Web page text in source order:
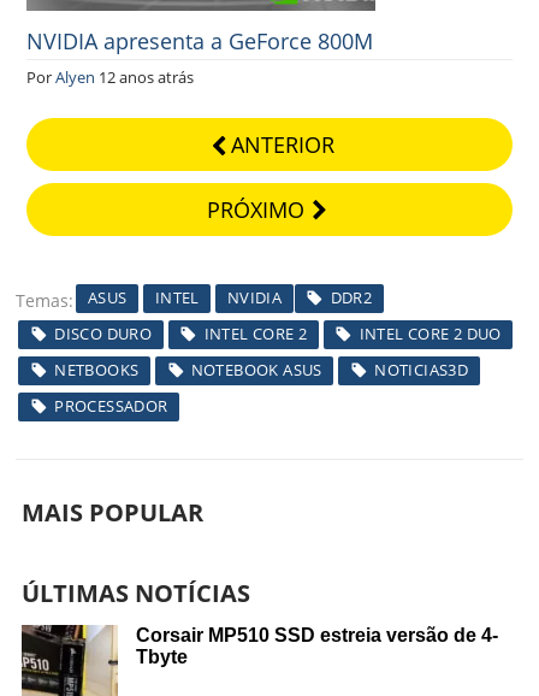
NVIDIA apresenta a GeForce 800M
PorAlyen 12 anos atrás
ANTERIOR
PRÓXIMO
Temas ASUS INTEL NVIDIA
DDR2
DISCO DURO
INTEL CORE 2
INTEL CORE 2 DUO
NETBOOKS
NOTEBOOK ASUS
NOTICIAS3D
PROCESSADOR
MAIS POPULAR
ÚLTIMAS NOTÍCIAS
Corsair MP510 SSD estreia versão de 4-
Tbyte